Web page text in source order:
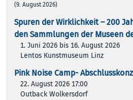
(9. August 2026)
Spuren der Wirklichkeit – 200
den Samm­lun­gen der Muse­en
1. Juni 2026 bis 16. August 2026
Lentos Kunstmuseum Linz
Pink Noise Camp-
22. August 2026 17:00
Outback Wolkersdorf